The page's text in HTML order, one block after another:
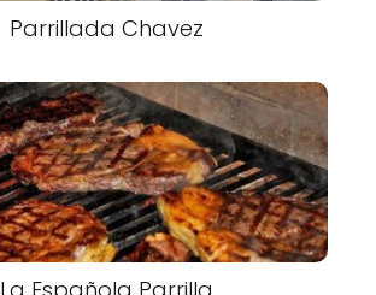
Parrillada Chavez